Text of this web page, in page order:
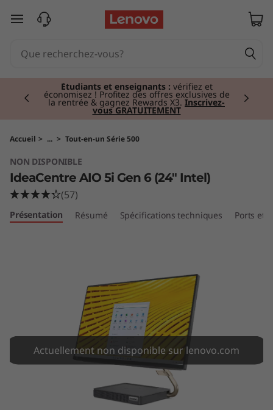
e
n
passer au contenu principal
Tablettes haut de gamme IPersonnelles,
puissantes, portables.Acheter maintenant
Currently displaying item 3 of 3
Accueil > ... > Tout-en-un Série 500
NON DISPONIBLE
IdeaCentre AIO 5i Gen 6 (24" Intel)
(57)
Présentation Résumé Spécifications techniques Ports et
Actuellement non disponible sur lenovo.com